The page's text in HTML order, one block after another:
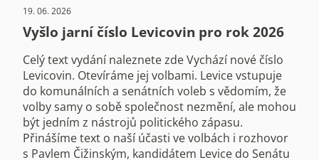
19. 06. 2026
Vyšlo jarní číslo Levicovin pro rok 2026
Celý text vydání naleznete zde Vychází nové číslo
Levicovin. Otevíráme jej volbami. Levice vstupuje
do komunálních a senátních voleb s vědomím, že
volby samy o sobě společnost nezmění, ale mohou
být jedním z nástrojů politického zápasu.
Přinášíme text o naší účasti ve volbách i rozhovor
s Pavlem Čižinským, kandidátem Levice do Senátu